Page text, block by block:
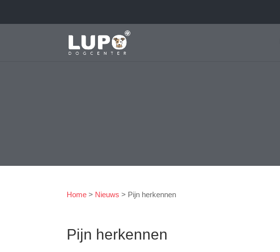
Home > Nieuws > Pijn herkennen
Pijn herkennen